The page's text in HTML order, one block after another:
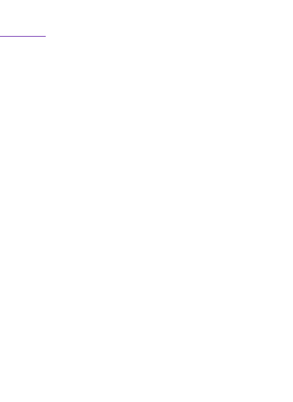
korisnih
acidophilus (La-
32).
kapsulu uzeti